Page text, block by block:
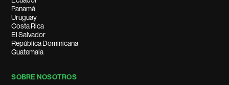
Panamá
Uruguay
Costa Rica
El Salvador
República Dominicana
Guatemala
SOBRE NOSOTROS